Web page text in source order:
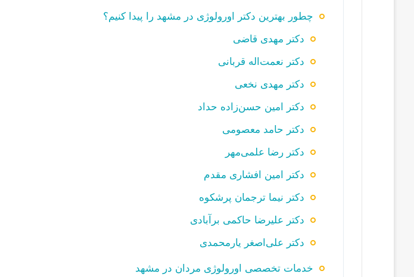
چطور بهترین دکتر اورولوژی در مشهد را پیدا کنیم؟
دکتر مهدی قاضی
دکتر نعمت‌اله قربانی
دکتر مهدی نخعی
دکتر امین حسن‌زاده حداد
دکتر حامد معصومی
دکتر رضا علمی‌مهر
دکتر امین افشاری مقدم
دکتر نیما ترجمان پرشکوه
دکتر علیرضا حاکمی برآبادی
دکتر علی‌اصغر یارمحمدی
خدمات تخصصی اورولوژی مردان در مشهد